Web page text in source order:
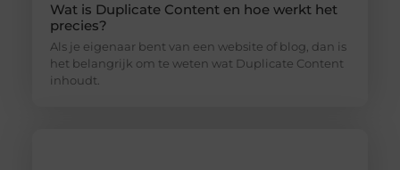
Wat is Duplicate Content en hoe werkt het
precies?
Als je eigenaar bent van een website of blog, dan is
het belangrijk om te weten wat Duplicate Content
inhoudt.